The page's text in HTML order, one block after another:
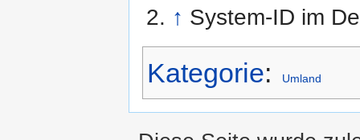
↑ System-ID im
Kategorie: Umland